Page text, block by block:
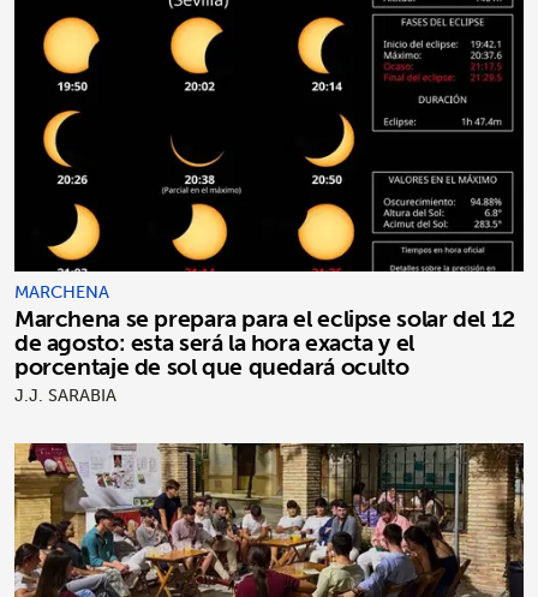
MARCHENA
Marchena se prepara para el eclipse solar del 12
de agosto: esta será la hora exacta y el
porcentaje de sol que quedará oculto
J.J. SARABIA